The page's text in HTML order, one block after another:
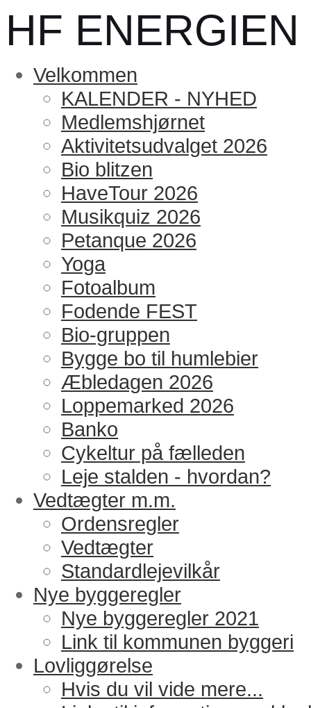
HF ENERGIEN
Velkommen
KALENDER - NYHED
Medlemshjørnet
Aktivitetsudvalget 2026
Bio blitzen
HaveTour 2026
Musikquiz 2026
Petanque 2026
Yoga
Fotoalbum
Fodende FEST
Bio-gruppen
Bygge bo til humlebier
Æbledagen 2026
Loppemarked 2026
Banko
Cykeltur på fælleden
Leje stalden - hvordan?
Vedtægter m.m.
Ordensregler
Vedtægter
Standardlejevilkår
Nye byggeregler
Nye byggeregler 2021
Link til kommunen byggeri
Lovliggørelse
Hvis du vil vide mere...